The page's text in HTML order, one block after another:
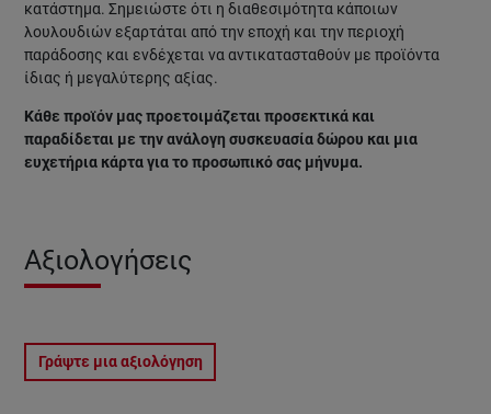
κατάστημα. Σημειώστε ότι η διαθεσιμότητα κάποιων
λουλουδιών εξαρτάται από την εποχή και την περιοχή
παράδοσης και ενδέχεται να αντικατασταθούν με προϊόντα
ίδιας ή μεγαλύτερης αξίας.
Κάθε προϊόν μας προετοιμάζεται προσεκτικά και
παραδίδεται με την ανάλογη συσκευασία δώρου και μια
ευχετήρια κάρτα για το προσωπικό σας μήνυμα.
Αξιολογήσεις
Γράψτε μια αξιολόγηση